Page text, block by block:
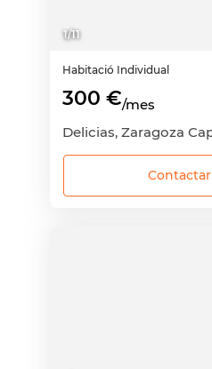
1/11
Habitació Individual
300 €/mes
Contactar